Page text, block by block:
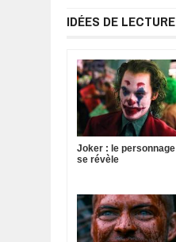
IDÉES DE LECTURE
Joker : le personnage
se révèle